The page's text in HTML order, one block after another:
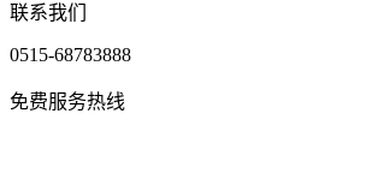
联系我们
0515-68783888
免费服务热线